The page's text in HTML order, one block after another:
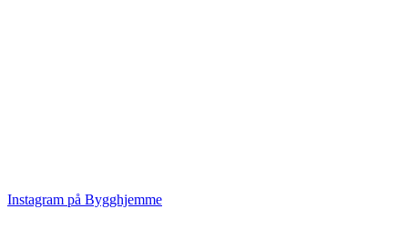
Instagram på Bygghjemme